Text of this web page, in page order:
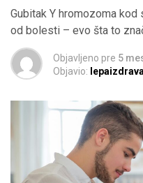
Gubitak Y hromozoma
od bolesti – evo šta to
Objavljeno pre 5
Objavio: lepaizdrava